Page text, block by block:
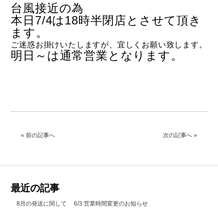
FUJI（フジ）
GIOS（ジオス）
KUWAHARA（クワハラ）
MASI（マージ）
tern Crest
tern SURGE UNO
カスタム ペイント
マルイのかわいいキャップ
台風接近の為
本日7/4は18時半閉店とさせて頂き
ます。
ご迷惑お掛けいたしますが、宜しくお願い致します。
明日～は通常営業となります。
次の記事へ »
« 前の記事へ
最近の記事
8月の発送に関して
6/3 営業時間変更のお知らせ